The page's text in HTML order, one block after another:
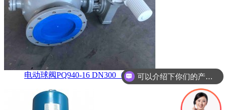
电动球阀PQ940-16 DN300（偏心半球阀你们是怎么收费的呢？